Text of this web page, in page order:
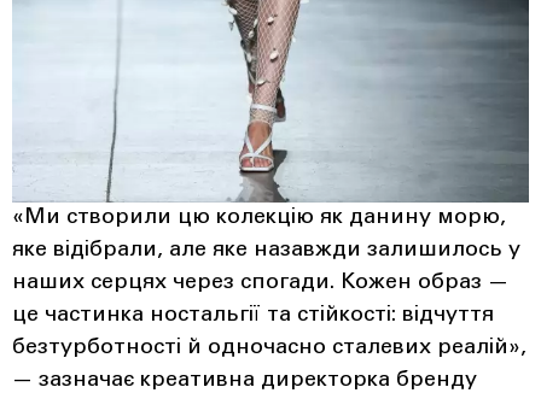
«Ми створили цю колекцію як данину морю,
яке відібрали, але яке назавжди залишилось у
наших серцях через спогади. Кожен образ —
це частинка ностальгії та стійкості: відчуття
безтурботності й одночасно сталевих реалій»,
— зазначає креативна директорка бренду